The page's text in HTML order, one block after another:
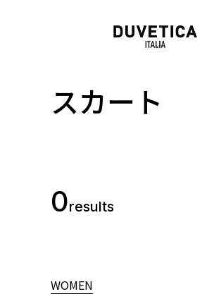
スカート
0results
WOMEN